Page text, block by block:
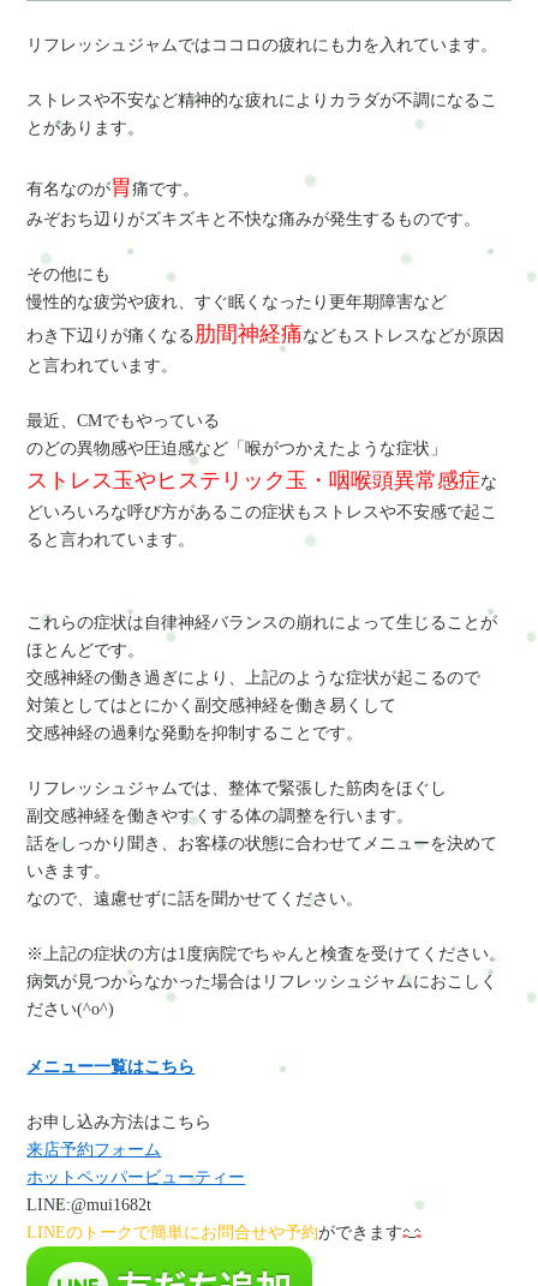
リフレッシュジャムではココロの疲れにも力を入れています。
ストレスや不安など精神的な疲れによりカラダが不調になるこ
とがあります。
有名なのが胃痛です。
みぞおち辺りがズキズキと不快な痛みが発生するものです。
その他にも
慢性的な疲労や疲れ、すぐ眠くなったり更年期障害など
わき下辺りが痛くなる 肋間神経痛などもストレスなどが原因
と言われています。
最近、CMでもやっている
のどの異物感や圧迫感など「喉がつかえたような症状」
ストレス玉やヒステリック玉・咽喉頭異常感症な
どいろいろな呼び方があるこの症状もストレスや不安感で起こ
ると言われています。
これらの症状は自律神経バランスの崩れによって生じることが
ほとんどです。
交感神経の働き過ぎにより、上記のような症状が起こるので
対策としてはとにかく副交感神経を働き易くして
交感神経の過剰な発動を抑制することです。
リフレッシュジャムでは、整体で緊張した筋肉をほぐし
副交感神経を働きやすくする体の調整を行います。
話をしっかり聞き、お客様の状態に合わせてメニューを決めて
いきます。
なので、遠慮せずに話を聞かせてください。
※上記の症状の方は1度病院でちゃんと検査を受けてください。
病気が見つからなかった場合はリフレッシュジャムにおこしく
ださい(^o^)
メニュー一覧はこちら
お申し込み方法はこちら
来店予約フォーム
ホットペッパービューティー
LINE:@mui1682t
LINEのトークで簡単にお問合せや予約ができます